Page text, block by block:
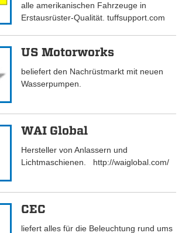
alle amerikanischen Fahrzeuge in
Erstausrüster-Qualität. tuffsupport.com
US Motorworks
beliefert den Nachrüstmarkt mit neuen
Wasserpumpen.
WAI Global
Hersteller von Anlassern und
Lichtmaschienen. http://waiglobal.com/
CEC
liefert alles für die Beleuchtung rund ums